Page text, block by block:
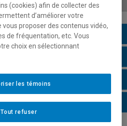
(cookies) afin de collecter des
d’améliorer votre
vous proposer des contenus vidéo,
de fréquentation, etc. Vous
choix en sélectionnant
Tout refuser
les témoins